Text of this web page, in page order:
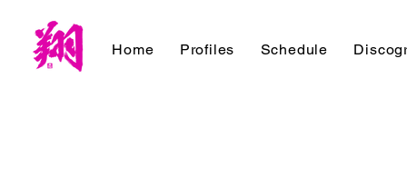
Home Profiles Schedule